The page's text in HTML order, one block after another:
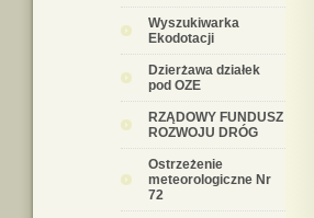
Wyszukiwarka
Ekodotacji
Dzierżawa działek
pod OZE
RZĄDOWY FUNDUSZ
ROZWOJU DRÓG
Ostrzeżenie
meteorologiczne Nr
72